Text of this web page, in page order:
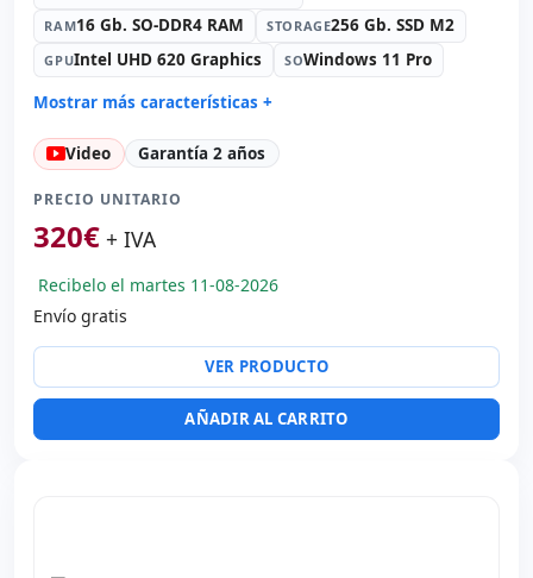
RAM16 Gb. SO-DDR4 RAM STORAGE256 Gb. SSD M2
GPUIntel UHD 620 Graphics SOWindows 11 Pro
Mostrar más características +
Connectivity: RJ-45 · WIFI · Bluetooth
Sonido: Bang&Olufsen Audio
Red: Intel I219LM
Puertos:
2x USB 3.0 · USB-C
Puertos de vídeo: HDMI
Multimedia:
Específico portátil: Idioma teclado Internacional
(pegatinas Español) · Teclado numérico
Otros: Embalaje hR
37x25.3x2 cm.
Video Garantía 2 años
PRECIO UNITARIO
320€ + IVA
Recibelo el martes 11-08-2026
Envío gratis
VER PRODUCTO
AÑADIR AL CARRITO